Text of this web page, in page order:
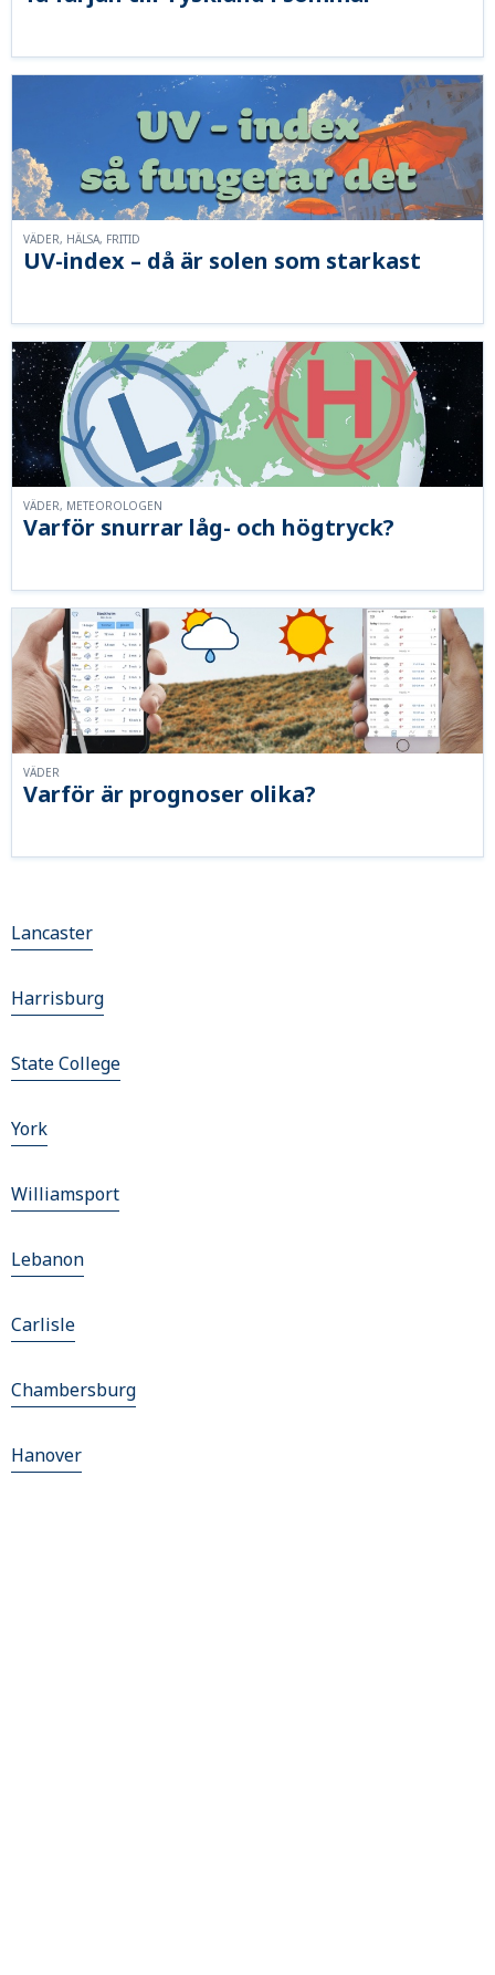
UV-index – då är solen som starkast
VÄDER, HÄLSA, FRITID
Varför snurrar låg- och högtryck?
VÄDER, METEOROLOGEN
Varför är prognoser olika?
VÄDER
Lancaster
Harrisburg
State College
York
Williamsport
Lebanon
Carlisle
Chambersburg
Hanover